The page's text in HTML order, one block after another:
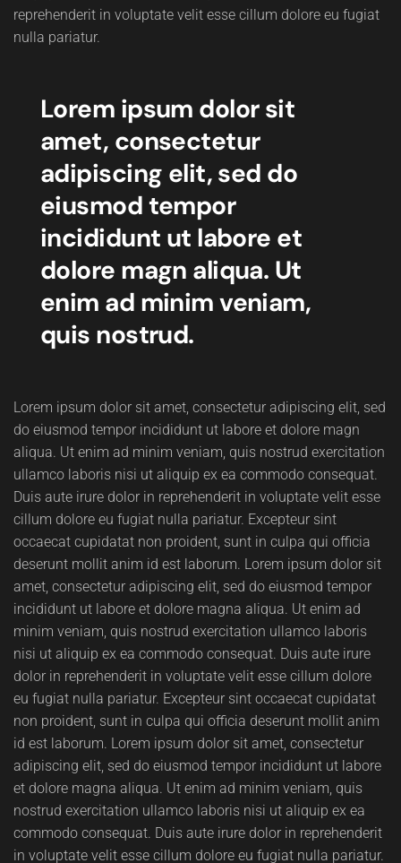
reprehenderit in voluptate velit esse cillum dolore eu fugiat
nulla pariatur.
Lorem ipsum dolor sit
amet, consectetur
adipiscing elit, sed do
eiusmod tempor
incididunt ut labore et
dolore magn aliqua. Ut
enim ad minim veniam,
quis nostrud.
Lorem ipsum dolor sit amet, consectetur adipiscing elit, sed
do eiusmod tempor incididunt ut labore et dolore magn
aliqua. Ut enim ad minim veniam, quis nostrud exercitation
ullamco laboris nisi ut aliquip ex ea commodo consequat.
Duis aute irure dolor in reprehenderit in voluptate velit esse
cillum dolore eu fugiat nulla pariatur. Excepteur sint
occaecat cupidatat non proident, sunt in culpa qui officia
deserunt mollit anim id est laborum. Lorem ipsum dolor sit
amet, consectetur adipiscing elit, sed do eiusmod tempor
incididunt ut labore et dolore magna aliqua. Ut enim ad
minim veniam, quis nostrud exercitation ullamco laboris
nisi ut aliquip ex ea commodo consequat. Duis aute irure
dolor in reprehenderit in voluptate velit esse cillum dolore
eu fugiat nulla pariatur. Excepteur sint occaecat cupidatat
non proident, sunt in culpa qui officia deserunt mollit anim
id est laborum. Lorem ipsum dolor sit amet, consectetur
adipiscing elit, sed do eiusmod tempor incididunt ut labore
et dolore magna aliqua. Ut enim ad minim veniam, quis
nostrud exercitation ullamco laboris nisi ut aliquip ex ea
commodo consequat. Duis aute irure dolor in reprehenderit
in voluptate velit esse cillum dolore eu fugiat nulla pariatur.